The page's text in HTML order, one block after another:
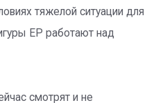
тяжелой ситуации для
ЕР работают над
смотрят и не